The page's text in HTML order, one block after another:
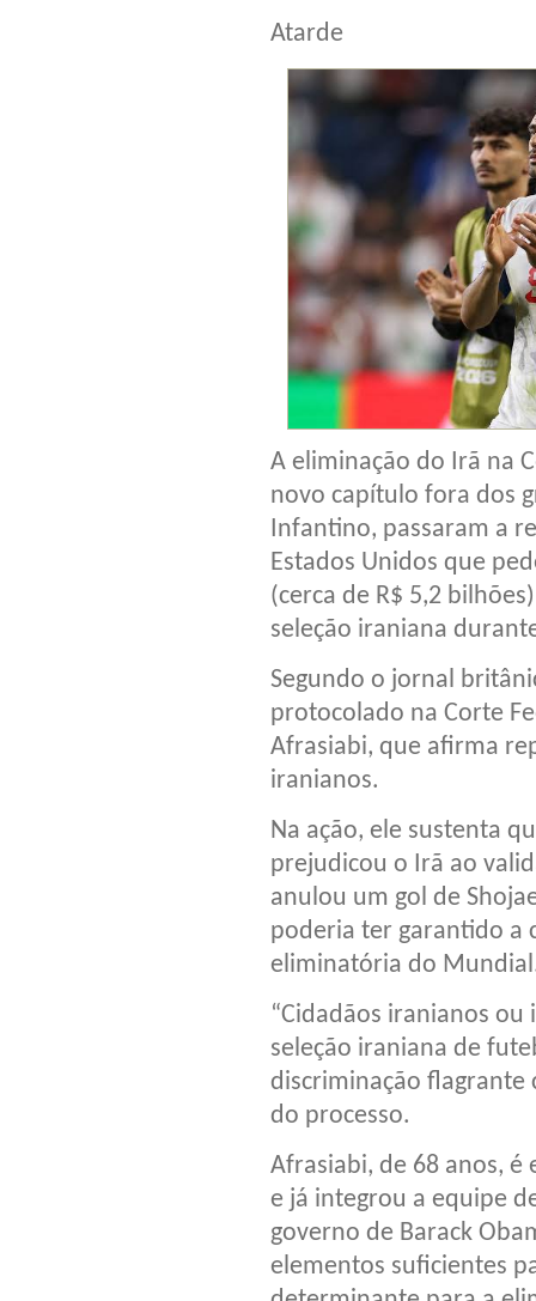
Atarde
A eliminação do Irã na
novo capítulo fora dos
Infantino, passaram a
Estados Unidos que
(cerca de R$ 5,2
seleção iraniana
Segundo o jornal
protocolado na Corte
Afrasiabi, que afirma
iranianos.
Na ação, ele sustenta
prejudicou o Irã ao
anulou um gol de
poderia ter garantido a
eliminatória do
“Cidadãos iranianos
seleção iraniana de
discriminação flagrante
do processo.
Afrasiabi, de 68 anos,
e já integrou a equipe
governo de Barack
elementos suficientes